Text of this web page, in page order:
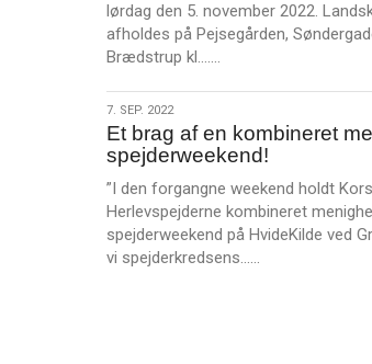
lørdag den 5. november 2022.
afholdes på Pejsegården,
Brædstrup kl.……
m
e
e
7.
sep.
2022
7. SEP. 2022
Et brag af en kombineret
spejderweekend!
”I den forgangne weekend holdt
Herlevspejderne kombineret
spejderweekend på HvideKilde ved
vi spejderkredsens……